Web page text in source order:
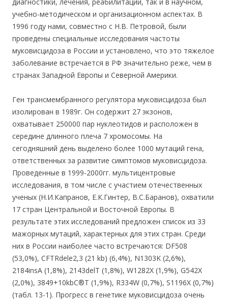
учебно-методическом и организационном аспектах. В
1996 году нами, совместно с Н.В. Петровой, были
проведены специальные исследования частоты
муковисцидоза в России и установлено, что это тяжелое
заболевание встречается в РФ значительно реже, чем в
странах Западной Европы и Северной Америки.
Ген трансмембранного регулятора муковисцидоза был
изолирован в 1989г. Он содержит 27 экзонов,
охватывает 250000 пар нуклеотидов и расположен в
середине длинного плеча 7 хромосомы. На
сегодняшний день выделено более 1000 мутаций гена,
ответственных за развитие симптомов муковисцидоза.
Проведенные в 1999-2000гг. мультицентровые
исследования, в том числе с участием отечественных
ученых (Н.И.Капранов, Е.К.Гинтер, В.С.Баранов), охватили
17 стран Центральной и Восточной Европы. В
результате этих исследований предложен список из 33
мажорных мутаций, характерных для этих стран. Среди
них в России наиболее часто встречаются: DF508
(53,0%), CFTRdele2,3 (21 kb) (6,4%), N1303K (2,6%),
2184insA (1,8%), 2143delT (1,8%), W1282X (1,9%), G542X
(2,0%), 3849+10kbC®T (1,9%), R334W (0,7%), S1196X (0,7%)
(табл. 13-1). Прогресс в генетике муковисцидоза очень